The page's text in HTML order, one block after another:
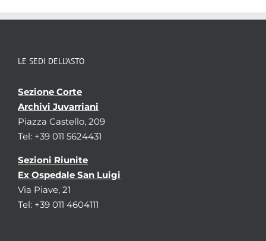
LE SEDI DELL’ASTO
Sezione Corte
Archivi Juvarriani
Piazza Castello, 209
Tel: +39 011 5624431
Sezioni Riunite
Ex Ospedale San Luigi
Via Piave, 21
Tel: +39 011 4604111